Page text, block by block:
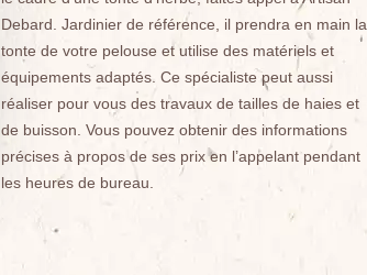
Debard. Jardinier de référence, il prendra en main la
tonte de votre pelouse et utilise des matériels et
équipements adaptés. Ce spécialiste peut aussi
réaliser pour vous des travaux de tailles de haies et
de buisson. Vous pouvez obtenir des informations
précises à propos de ses prix en l’appelant pendant
les heures de bureau.